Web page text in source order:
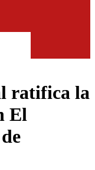
ratifica la
El